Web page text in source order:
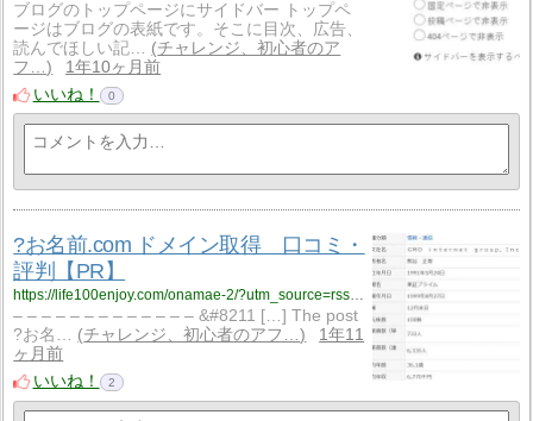
ブログのトップページにサイドバー トップペ
ージはブログの表紙です。そこに目次、広告、
読んでほしい記…
チャレンジ、初心者のア
フ…
1年10ヶ月前
いいね！
0
?お名前.com ドメイン取得 口コミ・
評判【PR】
https://life100enjoy.com/onamae-2/?utm_source=rss&utm_medium=rss&utm_campaign=onamae-2
– – – – – – – – – – – – – &#8211 […] The post
?お名…
チャレンジ、初心者のアフ…
1年11
ヶ月前
いいね！
2